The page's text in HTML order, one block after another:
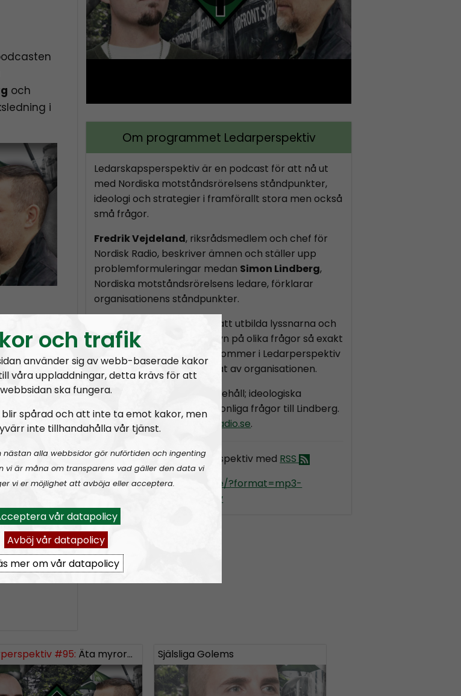
och
i
i en
–
Om programmet Ledarperspektiv
Ledarskapsperspektiv är en podcast för att nå ut
med Nordiska motståndsrörelsens ståndpunkter,
ideologi och strategier i framförallt stora men också
små frågor.
Fredrik Vejdeland, riksrådsmedlem och chef för
Nordisk Radio, beskriver ämnen och ställer upp
problemformuleringar medan Simon Lindberg,
Nordiska motståndsrörelsens ledare, förklarar
organisationens ståndpunkter.
Ledarperspektiv syftar till att utbilda lyssnarna och
förklara organisationens syn på olika frågor så exakt
vi bara kan. Allt som framkommer i Ledarperspektiv
kan anses som sanktionerat av organisationen.
Kom gärna med tips på innehåll; ideologiska
funderingar och/eller personliga frågor till Lindberg.
ledarperspektiv@nordiskradio.se.
Prenumerera på Ledarperspektiv med RSS
RSS:https://nordiskradio.se/?format=mp3-
rss&show=ledarperspektiv
#95: Äta myror?! Livsmedel – inflation och produktion Själsliga Golems
och trafik
använder sig av webb-baserade kakor
våra uppladdningar, detta krävs för att
webbsidan ska fungera.
spårad och att inte ta emot kakor, men
inte tillhandahålla vår tjänst.
alla webbsidor gör nuförtiden och ingenting
vi är måna om transparens vad gäller den data vi
vi er möjlighet att avböja eller acceptera.
vår datapolicy
Avböj vår datapolicy
mer om vår datapolicy